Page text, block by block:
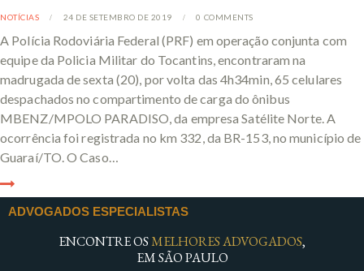
NOTÍCIAS 24 DE SETEMBRO DE 2019 0 COMMENTS
A Polícia Rodoviária Federal (PRF) em operação conjunta com
equipe da Policia Militar do Tocantins, encontraram na
madrugada de sexta (20), por volta das 4h34min, 65 celulares
despachados no compartimento de carga do ônibus
MBENZ/MPOLO PARADISO, da empresa Satélite Norte. A
ocorrência foi registrada no km 332, da BR-153, no município de
Guaraí/TO. O Caso…
ADVOGADOS ESPECIALISTAS
ENCONTRE OSMELHORES ADVOGADOS,
EM SÃO PAULO